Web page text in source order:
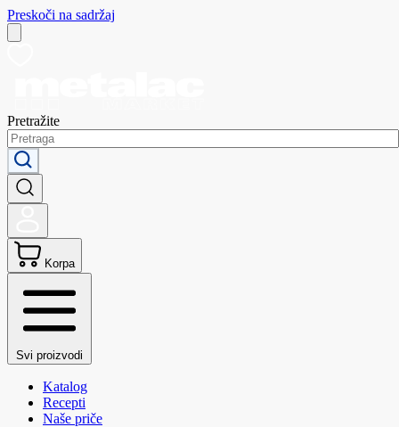
Preskoči na sadržaj
Pretražite
Korpa
Svi proizvodi
Katalog
Recepti
Naše priče